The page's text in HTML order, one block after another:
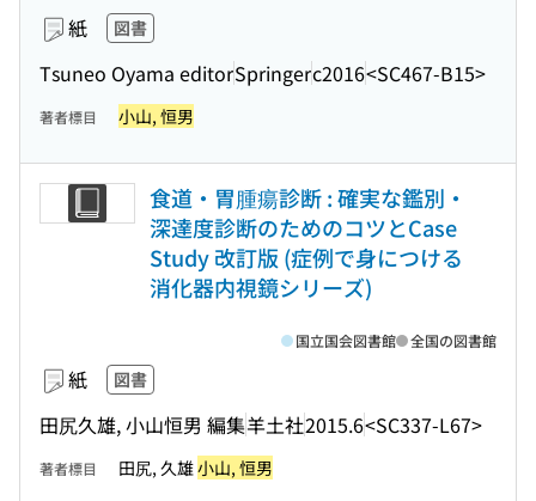
紙 図書
Tsuneo Oyama editorSpringerc2016<SC467-B15>
著者標目 小山, 恒男
食道・胃腫瘍診断 : 確実な鑑別・
深達度診断のためのコツとCase
Study 改訂版 (症例で身につける
消化器内視鏡シリーズ)
紙 図書
田尻久雄, 小山恒男 編集羊土社2015.6<SC337-L67>
国立国会図書館 全国の図書館
著者標目 田尻, 久雄小山, 恒男